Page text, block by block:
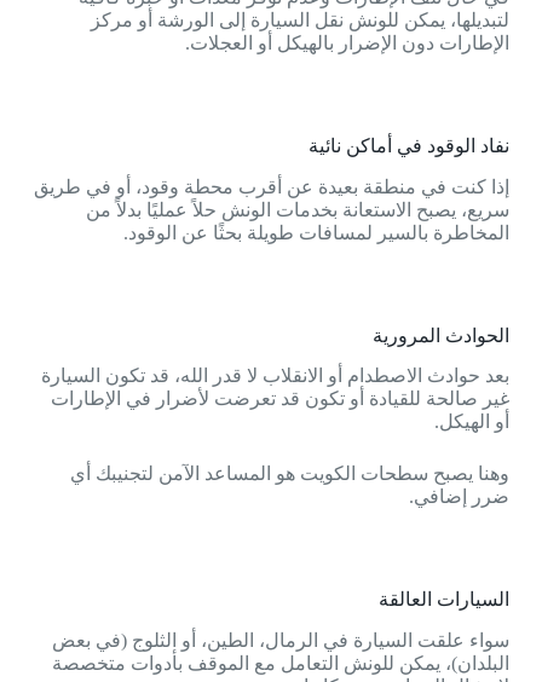
لتبديلها، يمكن للونش نقل السيارة إلى الورشة أو مركز
الإطارات دون الإضرار بالهيكل أو العجلات.
نفاد الوقود في أماكن نائية
إذا كنت في منطقة بعيدة عن أقرب محطة وقود، أو في طريق
سريع، يصبح الاستعانة بخدمات الونش حلاً عمليًا بدلاً من
المخاطرة بالسير لمسافات طويلة بحثًا عن الوقود.
الحوادث المرورية
بعد حوادث الاصطدام أو الانقلاب لا قدر الله، قد تكون السيارة
غير صالحة للقيادة أو تكون قد تعرضت لأضرار في الإطارات
أو الهيكل.
وهنا يصبح سطحات الكويت هو المساعد الآمن لتجنيبك أي
ضرر إضافي.
السيارات العالقة
سواء علقت السيارة في الرمال، الطين، أو الثلوج (في بعض
البلدان)، يمكن للونش التعامل مع الموقف بأدوات متخصصة